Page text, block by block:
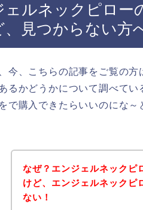
ェルネックピロー
、見つからない方
今、こちらの記事をご覧の
るかどうかについて調べて
で購入できたらいいのにな
なぜ？エンジェルネックピ
けど、エンジェルネックピ
ない！